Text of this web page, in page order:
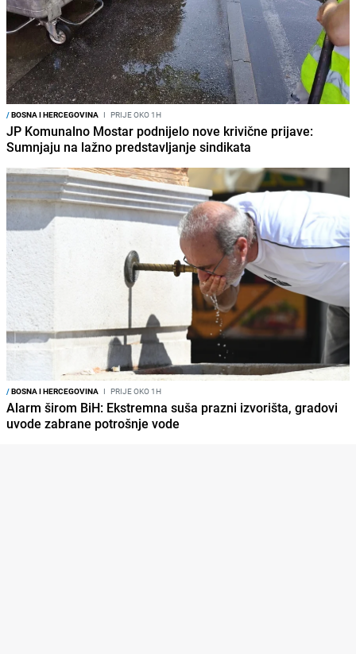
/BOSNA I HERCEGOVINA I PRIJE OKO 1H
JP Komunalno Mostar podnijelo nove krivične prijave:
Sumnjaju na lažno predstavljanje sindikata
/BOSNA I HERCEGOVINA I PRIJE OKO 1H
Alarm širom BiH: Ekstremna suša prazni izvorišta, gradovi
uvode zabrane potrošnje vode